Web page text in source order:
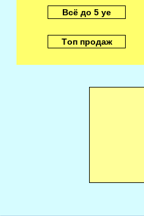
Всё до 5 уе
Tоп продаж